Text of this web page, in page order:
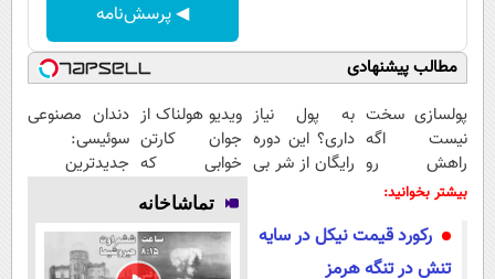
◀ پرسش‌نامه
مطالب پیشنهادی
پولسازی سخت
نیست اگه
راهش رو
بدونی! " دوره
به پول نیاز
داری؟ این دوره
رایگان از شر بی
ویدیو هولناک از
جوان کارتن
خوابی که
میلیاردر شد.
آموزش رایگان
دندان مصنوعی
سوئیسی:
جدیدترین
پرداخت قسطی
بیشتر بخوانید:
رکورد قیمت نیکل در سایه
تنش در تنگه هرمز
تماشاخانه